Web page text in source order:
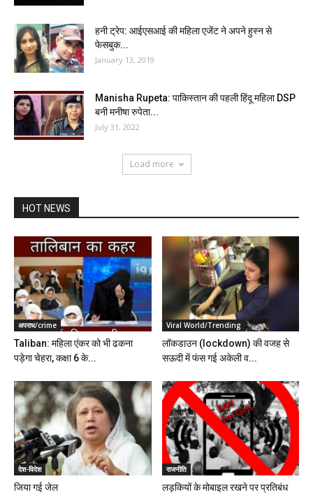
हनी ट्रेप: आईएसआई की महिला एजेंट ने अपने हुस्न से
फेसबुक...
January 13, 2019
Manisha Rupeta: पाकिस्तान की पहली हिंदू महिला DSP
बनी मनीषा रुपेता...
July 31, 2022
Load more
HOT NEWS
अपराध/crime
Taliban: महिला एंकर को भी ढकना
पड़ेगा चेहरा, कक्षा 6 के...
Viral World/Trending
लॉकडाउन (lockdown) की वजह से
सऊदी में फंस गई अकेली व...
देश-विदेश
जिया गई जेल
राजनीति
लड़कियों के मोबाइल रखने पर प्रतिबंध